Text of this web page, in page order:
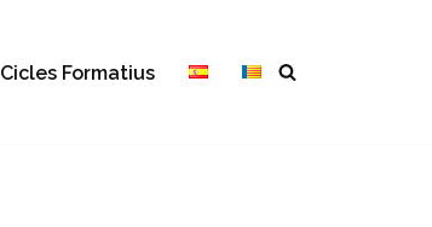
Cicles Formatius